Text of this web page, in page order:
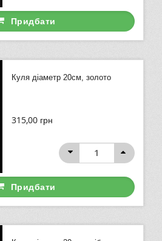
Придбати
Куля діаметр 20см, золото
315,00 грн
Придбати